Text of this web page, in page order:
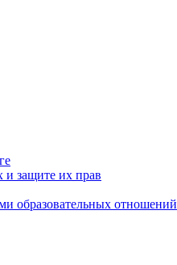
защите их прав
образовательных отношений